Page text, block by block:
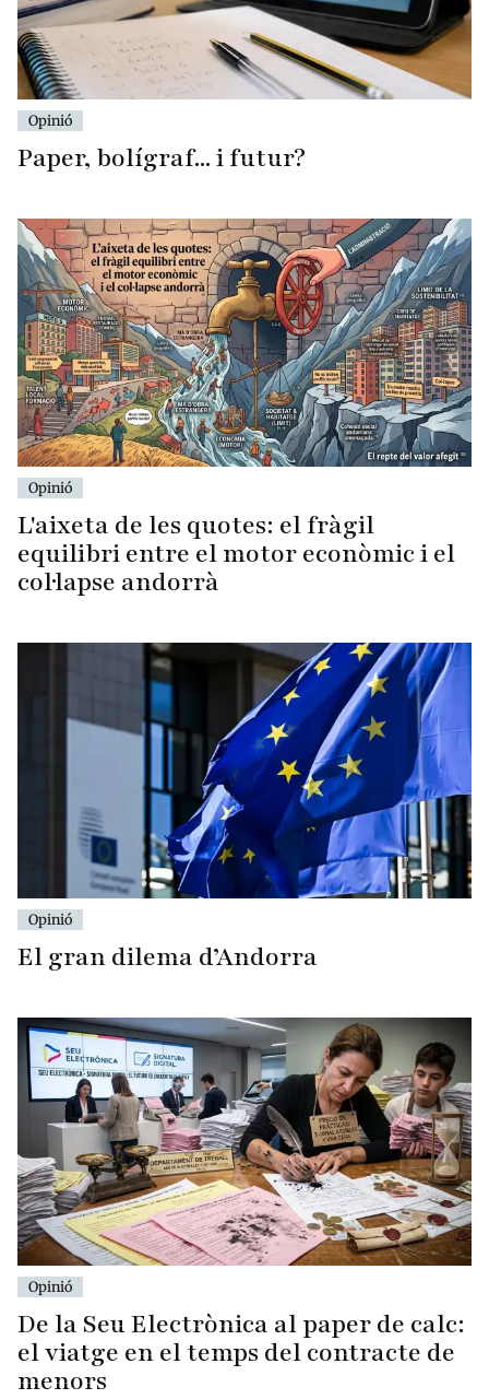
Opinió
Paper, bolígraf... i futur?
Opinió
L'aixeta de les quotes: el fràgil
equilibri entre el motor econòmic i el
col·lapse andorrà
Opinió
El gran dilema d’Andorra
Opinió
De la Seu Electrònica al paper de calc:
el viatge en el temps del contracte de
menors